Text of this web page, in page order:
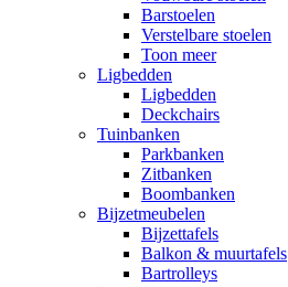
Barstoelen
Verstelbare stoelen
Toon meer
Ligbedden
Ligbedden
Deckchairs
Tuinbanken
Parkbanken
Zitbanken
Boombanken
Bijzetmeubelen
Bijzettafels
Balkon & muurtafels
Bartrolleys